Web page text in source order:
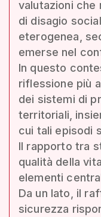
valutazioni che
di disagio
eterogenea,
emerse nel
In questo
riflessione più
dei sistemi di
territoriali,
cui tali episodi
Il rapporto tra
qualità della
elementi
Da un lato, il
sicurezza